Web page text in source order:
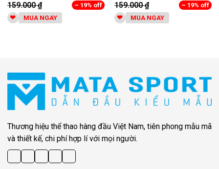
159.000₫
– 19% off
MUA NGAY
159.000₫
– 19% off
MUA NGAY
Thương hiệu thể thao hàng đầu Việt Nam, tiên phong mẫu mã
và thiết kế, chi phí hợp lí với mọi người.